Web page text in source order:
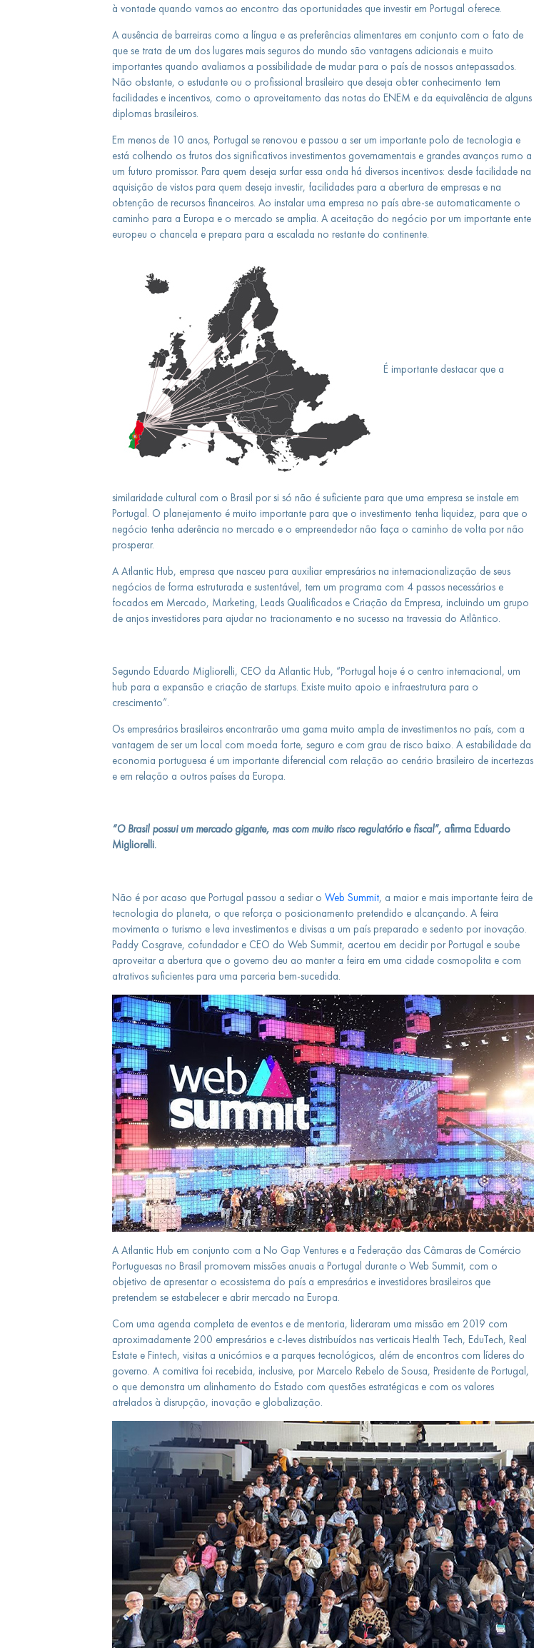
à vontade quando vamos ao encontro das oportunidades que investir em Portugal oferece.
A ausência de barreiras como a língua e as preferências alimentares em conjunto com o fato de
que se trata de um dos lugares mais seguros do mundo são vantagens adicionais e muito
importantes quando avaliamos a possibilidade de mudar para o país de nossos antepassados.
Não obstante, o estudante ou o profissional brasileiro que deseja obter conhecimento tem
facilidades e incentivos, como o aproveitamento das notas do ENEM e da equivalência de alguns
diplomas brasileiros.
Em menos de 10 anos, Portugal se renovou e passou a ser um importante polo de tecnologia e
está colhendo os frutos dos significativos investimentos governamentais e grandes avanços rumo a
um futuro promissor. Para quem deseja surfar essa onda há diversos incentivos: desde facilidade na
aquisição de vistos para quem deseja investir, facilidades para a abertura de empresas e na
obtenção de recursos financeiros. Ao instalar uma empresa no país abre-se automaticamente o
caminho para a Europa e o mercado se amplia. A aceitação do negócio por um importante ente
europeu o chancela e prepara para a escalada no restante do continente.
É importante destacar que a
similaridade cultural com o Brasil por si só não é suficiente para que uma empresa se instale em
Portugal. O planejamento é muito importante para que o investimento tenha liquidez, para que o
negócio tenha aderência no mercado e o empreendedor não faça o caminho de volta por não
prosperar.
A Atlantic Hub, empresa que nasceu para auxiliar empresários na internacionalização de seus
negócios de forma estruturada e sustentável, tem um programa com 4 passos necessários e
focados em Mercado, Marketing, Leads Qualificados e Criação da Empresa, incluindo um grupo
de anjos investidores para ajudar no tracionamento e no sucesso na travessia do Atlântico.
Segundo Eduardo Migliorelli, CEO da Atlantic Hub, “Portugal hoje é o centro internacional, um
hub para a expansão e criação de startups. Existe muito apoio e infraestrutura para o
crescimento”.
Os empresários brasileiros encontrarão uma gama muito ampla de investimentos no país, com a
vantagem de ser um local com moeda forte, seguro e com grau de risco baixo. A estabilidade da
economia portuguesa é um importante diferencial com relação ao cenário brasileiro de incertezas
e em relação a outros países da Europa.
“O Brasil possui um mercado gigante, mas com muito risco regulatório e fiscal”, afirma Eduardo
Migliorelli.
Não é por acaso que Portugal passou a sediar o Web Summit, a maior e mais importante feira de
tecnologia do planeta, o que reforça o posicionamento pretendido e alcançando. A feira
movimenta o turismo e leva investimentos e divisas a um país preparado e sedento por inovação.
Paddy Cosgrave, cofundador e CEO do Web Summit, acertou em decidir por Portugal e soube
aproveitar a abertura que o governo deu ao manter a feira em uma cidade cosmopolita e com
atrativos suficientes para uma parceria bem-sucedida.
A Atlantic Hub em conjunto com a No Gap Ventures e a Federação das Câmaras de Comércio
Portuguesas no Brasil promovem missões anuais a Portugal durante o Web Summit, com o
objetivo de apresentar o ecossistema do país a empresários e investidores brasileiros que
pretendem se estabelecer e abrir mercado na Europa.
Com uma agenda completa de eventos e de mentoria, lideraram uma missão em 2019 com
aproximadamente 200 empresários e c-leves distribuídos nas verticais Health Tech, EduTech, Real
Estate e Fintech, visitas a unicórnios e a parques tecnológicos, além de encontros com líderes do
governo. A comitiva foi recebida, inclusive, por Marcelo Rebelo de Sousa, Presidente de Portugal,
o que demonstra um alinhamento do Estado com questões estratégicas e com os valores
atrelados à disrupção, inovação e globalização.